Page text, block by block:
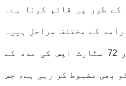
کے طور پر قائم کرنا ہے۔
کے مختلف مراحل ہیں۔
حکومت 278 تعلیمی اداروں اور 72 سٹارٹ اپس کی مدد کے
بھی مضبوط کر رہی ہے، جس